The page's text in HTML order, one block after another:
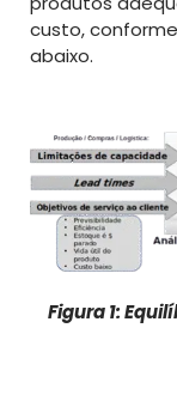
custo,
abaixo.
Figura 1: